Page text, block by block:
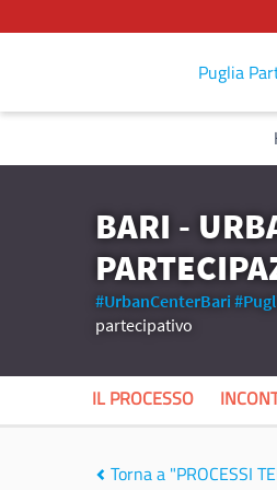
Puglia
BARI -
#UrbanCenterBari
partecipativo
IL PROCESSO
Torna a "PROCESSI